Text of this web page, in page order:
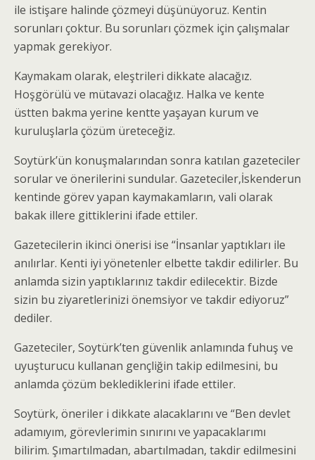
ile istişare halinde çözmeyi düşünüyoruz. Kentin
sorunları çoktur. Bu sorunları çözmek için çalışmalar
yapmak gerekiyor.
Kaymakam olarak, eleştrileri dikkate alacağız.
Hoşgörülü ve mütavazi olacağız. Halka ve kente
üstten bakma yerine kentte yaşayan kurum ve
kuruluşlarla çözüm üreteceğiz.
Soytürk’ün konuşmalarından sonra katılan gazeteciler
sorular ve önerilerini sundular. Gazeteciler,İskenderun
kentinde görev yapan kaymakamların, vali olarak
bakak illere gittiklerini ifade ettiler.
Gazetecilerin ikinci önerisi ise “İnsanlar yaptıkları ile
anılırlar. Kenti iyi yönetenler elbette takdir edilirler. Bu
anlamda sizin yaptıklarınız takdir edilecektir. Bizde
sizin bu ziyaretlerinizi önemsiyor ve takdir ediyoruz”
dediler.
Gazeteciler, Soytürk’ten güvenlik anlamında fuhuş ve
uyuşturucu kullanan gençliğin takip edilmesini, bu
anlamda çözüm beklediklerini ifade ettiler.
Soytürk, öneriler i dikkate alacaklarını ve “Ben devlet
adamıyım, görevlerimin sınırını ve yapacaklarımı
bilirim. Şımartılmadan, abartılmadan, takdir edilmesini